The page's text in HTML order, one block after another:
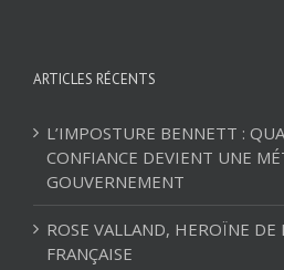
ARTICLES RÉCENTS
L’IMPOSTURE BENNETT :
CONFIANCE DEVIENT UNE
GOUVERNEMENT
ROSE VALLAND, HEROÏNE DE
FRANÇAISE